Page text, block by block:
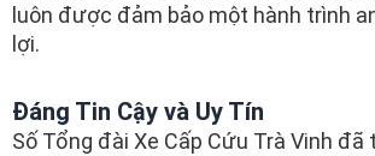
luôn được đảm bảo một hành trình
lợi.
Đáng Tin Cậy và Uy Tín
Số Tổng đài Xe Cấp Cứu Trà Vinh